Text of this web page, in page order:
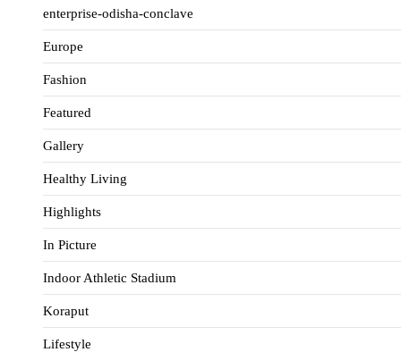
enterprise-odisha-conclave
Europe
Fashion
Featured
Gallery
Healthy Living
Highlights
In Picture
Indoor Athletic Stadium
Koraput
Lifestyle